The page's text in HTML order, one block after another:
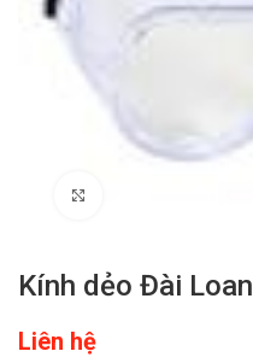
Kính dẻo Đài Loan
Liên hệ